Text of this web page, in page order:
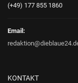
(+49) 177 855 1860
Email:
KONTAKT